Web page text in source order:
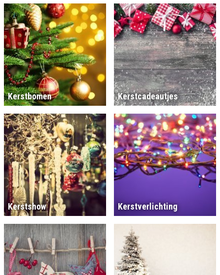
Kerstbomen Kerstcadeautjes
Kerstshow Kerstverlichting